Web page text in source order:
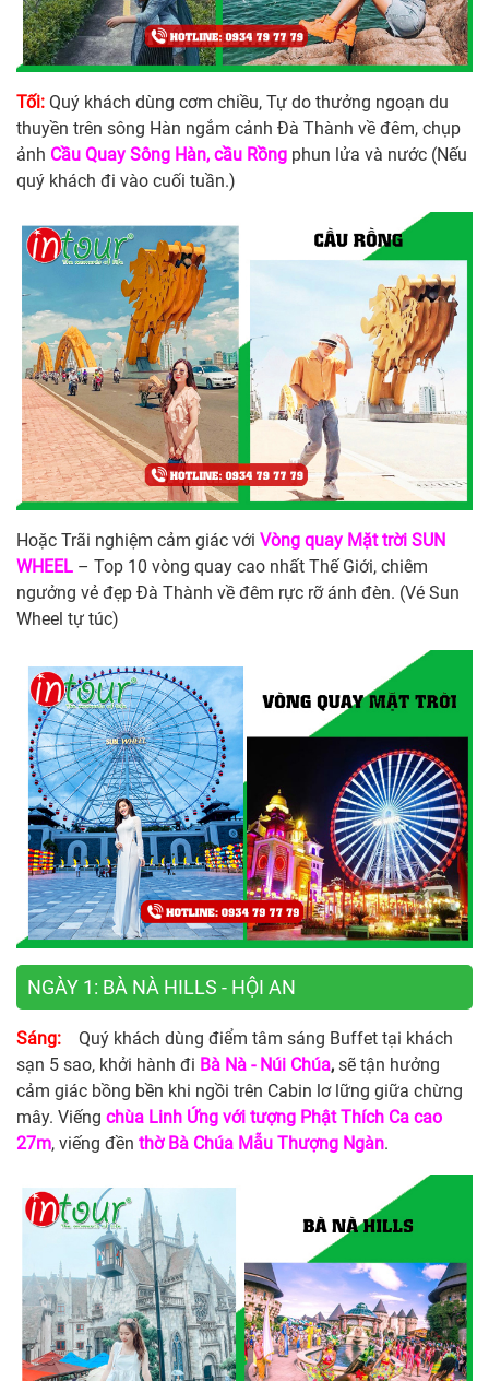
Tối: Quý khách dùng cơm chiều, Tự do thưởng ngoạn du
thuyền trên sông Hàn ngắm cảnh Đà Thành về đêm, chụp
ảnh Cầu Quay Sông Hàn, cầu Rồng phun lửa và nước (Nếu
quý khách đi vào cuối tuần.)
Hoặc Trãi nghiệm cảm giác với Vòng quay Mặt trời SUN
WHEEL – Top 10 vòng quay cao nhất Thế Giới, chiêm
ngưởng vẻ đẹp Đà Thành về đêm rực rỡ ánh đèn. (Vé Sun
Wheel tự túc)
NGÀY 1: BÀ NÀ HILLS - HỘI AN
Sáng:
Quý khách dùng điểm tâm sáng Buffet tại khách
sạn 5 sao, khởi hành đi Bà Nà - Núi Chúa, sẽ tận hưởng
cảm giác bồng bền khi ngồi trên Cabin lơ lững giữa chừng
mây. Viếng chùa Linh Ứng với tượng Phật Thích Ca cao
27m, viếng đền thờ Bà Chúa Mẫu Thượng Ngàn.